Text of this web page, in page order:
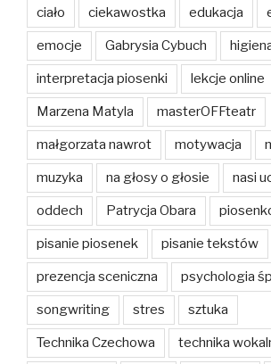
ciało ciekawostka edukacja
emocje Gabrysia Cybuch
interpretacja piosenki lekcje online
Marzena Matyla masterOFFteatr
małgorzata nawrot motywacja
muzyka na głosy o głosie nasi
oddech Patrycja Obara
pisanie piosenek pisanie tekstów
prezencja sceniczna psychologia
songwriting stres sztuka
Technika Czechowa technika